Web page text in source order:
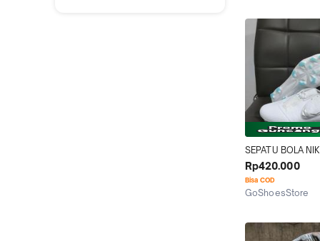
SEPATU BOLA
PHANTOM
PUTIH FG -
SOCCER
Rp420.000
Bisa COD
GoShoesStore